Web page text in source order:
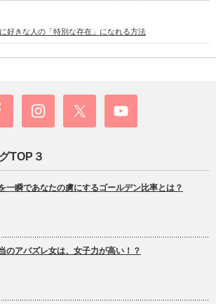
好きな人の「特別な存在」になれる方法
TOP３
一瞬であなたの虜にするゴールデン比率とは？
のアバズレ女は、女子力が高い！？